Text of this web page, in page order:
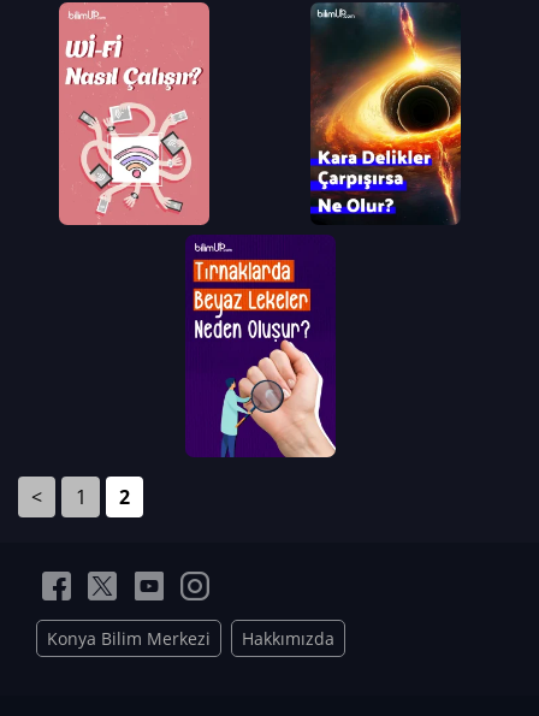
< 1 2
Konya Bilim Merkezi Hakkımızda